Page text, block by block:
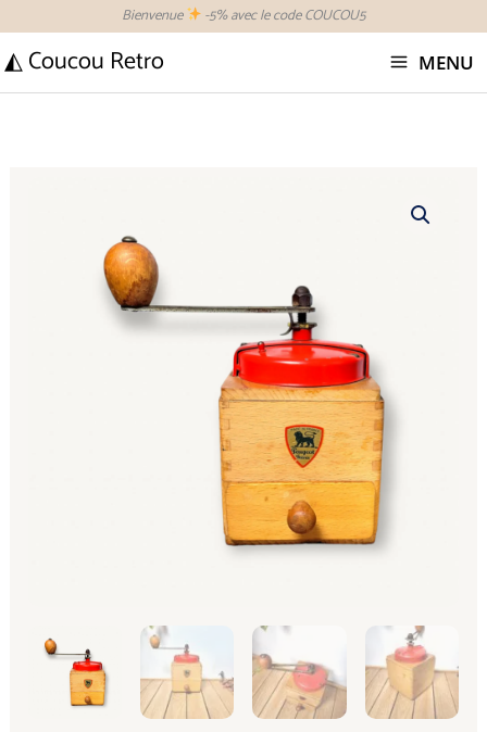
contenu
Bienvenue -5% avec le code COUCOU5
◭ Coucou Retro MENU